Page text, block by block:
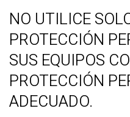
NO UTILICE
PROTECCIÓN
SUS EQUIPOS
PROTECCIÓN
ADECUADO.